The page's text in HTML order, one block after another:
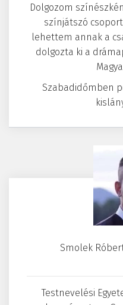
Dolgozom
színjátszó
lehettem annak a
dolgozta ki a
Szabadidőmben
Smolek
Testnevelési